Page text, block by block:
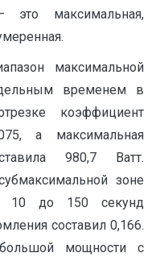
это максимальная,
максимальной
временем в
коэффициент
а максимальная
980,7 Ватт.
зоне
10 до 150 секунд
составил 0,166.
мощности с